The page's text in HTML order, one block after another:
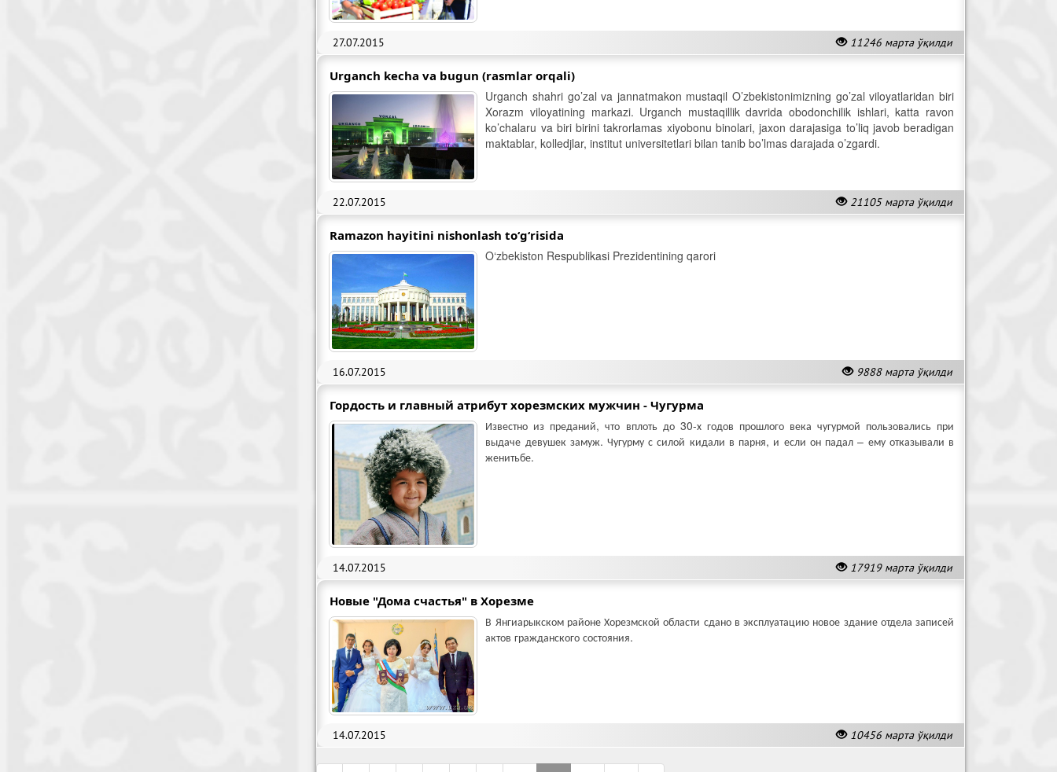
27.07.2015 11246 марта ўқилди
Urganch kecha va bugun (rasmlar orqali)
22.07.2015 21105 марта ўқилди
Urganch shahri go’zal va jannatmakon mustaqil O’zbekistonimizning go’zal viloyatlaridan biri
Xorazm viloyatining markazi. Urganch mustaqillik davrida obodonchilik ishlari, katta ravon
ko’chalaru va biri birini takrorlamas xiyobonu binolari, jaxon darajasiga to’liq javob beradigan
maktablar, kolledjlar, institut universitetlari bilan tanib bo’lmas darajada o’zgardi.
Ramazon hayitini nishonlash to‘g‘risida
16.07.2015 9888 марта ўқилди
O‘zbekiston Respublikasi Prezidentining qarori
Гордость и главный атрибут хорезмских мужчин - Чугурма
14.07.2015 17919 марта ўқилди
Известно из преданий, что вплоть до 30-х годов прошлого века чугурмой пользовались при
выдаче девушек замуж. Чугурму с силой кидали в парня, и если он падал – ему отказывали в
женитьбе.
Новые "Дома счастья" в Хорезме
14.07.2015 10456 марта ўқилди
В Янгиарыкском районе Хорезмской области сдано в эксплуатацию новое здание отдела записей
актов гражданского состояния.